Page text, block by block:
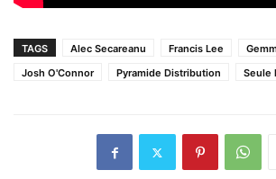
TAGS Alec Secareanu Francis Lee
Josh O'Connor
Pyramide Distribution Seule